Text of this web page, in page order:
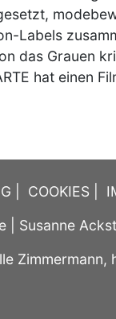
Labels
das Grauen
hat einen
COOKIES
| Susanne